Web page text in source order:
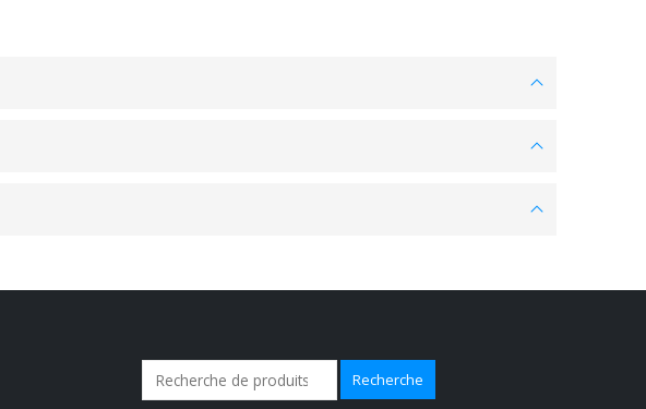
Recherche